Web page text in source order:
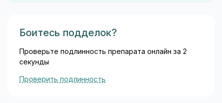
Боитесь подделок?
Проверьте подлинность препарата онлайн за 2
секунды
Проверить подлинность